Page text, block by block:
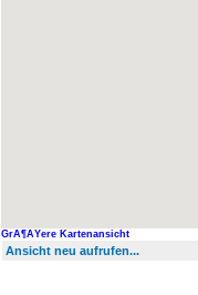
GrÃ¶ÃŸere Kartenansicht
Ansicht neu aufrufen...